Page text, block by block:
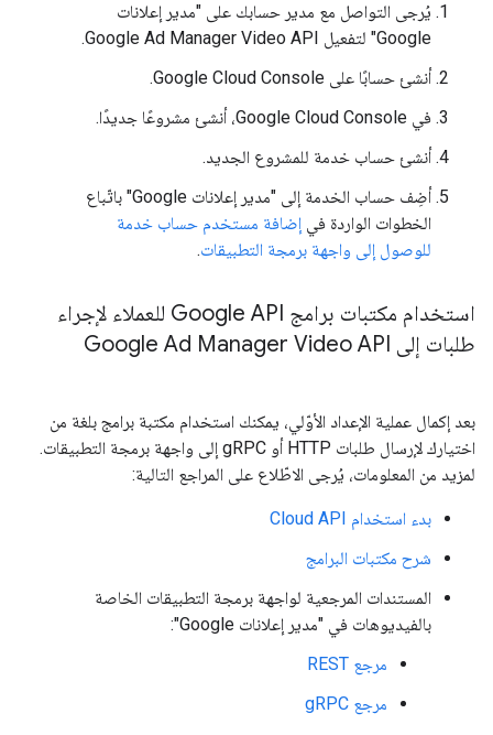
يُرجى التواصل مع مدير حسابك على "مدير إعلانات
Google" لتفعيل Google Ad Manager Video API.
أنشئ حسابًا على Google Cloud Console.
في Google Cloud Console، أنشئ مشروعًا جديدًا.
أنشئ حساب خدمة للمشروع الجديد.
أضِف حساب الخدمة إلى "مدير إعلانات Google" باتّباع
الخطوات الواردة في إضافة مستخدم حساب خدمة
للوصول إلى واجهة برمجة التطبيقات.
استخدام مكتبات برامج Google API للعملاء لإجراء
طلبات إلى Google Ad Manager Video API
بعد إكمال عملية الإعداد الأوّلي، يمكنك استخدام مكتبة برامج بلغة من
اختيارك لإرسال طلبات HTTP أو gRPC إلى واجهة برمجة التطبيقات.
لمزيد من المعلومات، يُرجى الاطّلاع على المراجع التالية:
بدء استخدام Cloud API
شرح مكتبات البرامج
المستندات المرجعية لواجهة برمجة التطبيقات الخاصة
بالفيديوهات في "مدير إعلانات Google":
مرجع REST
مرجع gRPC